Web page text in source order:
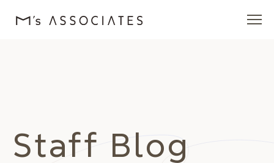
エムズを愛する人たち
Staff Blog